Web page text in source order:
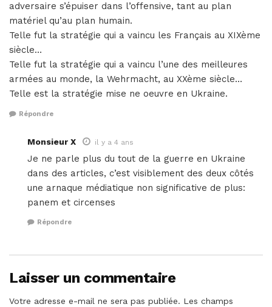
adversaire s’épuiser dans l’offensive, tant au plan
matériel qu’au plan humain.
Telle fut la stratégie qui a vaincu les Français au XIXème
siècle…
Telle fut la stratégie qui a vaincu l’une des meilleures
armées au monde, la Wehrmacht, au XXème siècle…
Telle est la stratégie mise ne oeuvre en Ukraine.
Répondre
Monsieur X il y a 4 ans
Je ne parle plus du tout de la guerre en Ukraine
dans des articles, c’est visiblement des deux côtés
une arnaque médiatique non significative de plus:
panem et circenses
Répondre
Laisser un commentaire
Votre adresse e-mail ne sera pas publiée. Les champs